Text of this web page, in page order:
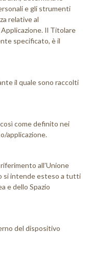
e gli strumenti
relative al
Il Titolare
specificato, è il
il quale sono raccolti
come definito nei
applicazione.
all’Unione
si intende esteso a tutti
e dello Spazio
del dispositivo